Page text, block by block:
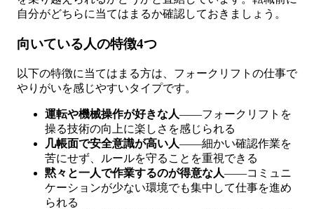
自分がどちらに当てはまるか確認しておきましょう。
向いている人の特徴4つ
以下の特徴に当てはまる方は、フォークリフトの仕事で
やりがいを感じやすいタイプです。
運転や機械操作が好きな人——フォークリフトを
操る技術の向上に楽しさを感じられる
几帳面で安全意識が高い人——細かい確認作業を
苦にせず、ルールを守ることを重視できる
黙々と一人で作業するのが得意な人——コミュニ
ケーションが少ない環境でも集中して仕事を進め
られる